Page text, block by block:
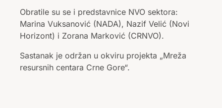
Obratile su se i predstavnice NVO sektora:
Marina Vuksanović (NADA), Nazif Velić (Novi
Horizont) i Zorana Marković (CRNVO).
Sastanak je održan u okviru projekta „Mreža
resursnih centara Crne Gore“.